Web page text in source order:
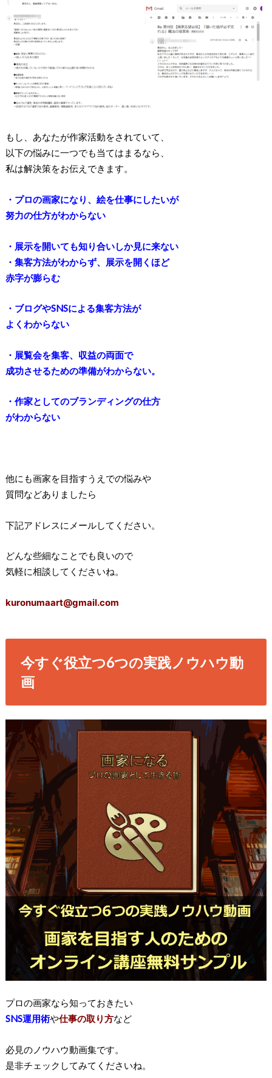
もし、あなたが作家活動をされていて、
以下の悩みに一つでも当てはまるなら、
私は解決策をお伝えできます。
・プロの画家になり、絵を仕事にしたいが
努力の仕方がわからない
・展示を開いても知り合いしか見に来ない
・集客方法がわからず、展示を開くほど
赤字が膨らむ
・ブログやSNSによる集客方法が
よくわからない
・展覧会を集客、収益の両面で
成功させるための準備がわからない。
・作家としてのブランディングの仕方
がわからない
他にも画家を目指すうえでの悩みや
質問などありましたら
下記アドレスにメールしてください。
どんな些細なことでも良いので
気軽に相談してくださいね。
kuronumaart@gmail.com
今すぐ役立つ6つの実践ノウハウ動
画
プロの画家なら知っておきたい
SNS運用術や仕事の取り方など
必見のノウハウ動画集です。
是非チェックしてみてくださいね。